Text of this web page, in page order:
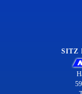
SITZ